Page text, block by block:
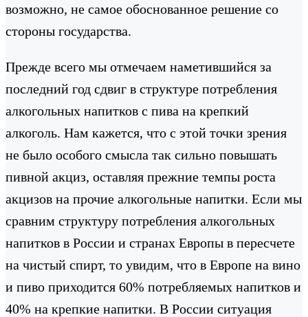
возможно, не самое обоснованное решение со
стороны государства.
Прежде всего мы отмечаем наметившийся за
последний год сдвиг в структуре потребления
алкогольных напитков с пива на крепкий
алкоголь. Нам кажется, что с этой точки зрения
не было особого смысла так сильно повышать
пивной акциз, оставляя прежние темпы роста
акцизов на прочие алкогольные напитки. Если мы
сравним структуру потребления алкогольных
напитков в России и странах Европы в пересчете
на чистый спирт, то увидим, что в Европе на вино
и пиво приходится 60% потребляемых напитков и
40% на крепкие напитки. В России ситуация